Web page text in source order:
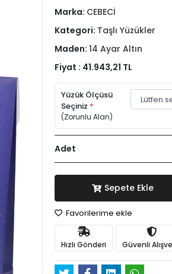
Marka: CEBECİ
Kategori: Taşlı Yüzükler
Maden: 14 Ayar Altın
Fiyat : 41.943,21 TL
Yüzük Ölçüsü
Seçiniz *
(Zorunlu Alan)
Adet
Sepete Ekle
Favorilerime ekle
Hızlı Gönderi Güvenli